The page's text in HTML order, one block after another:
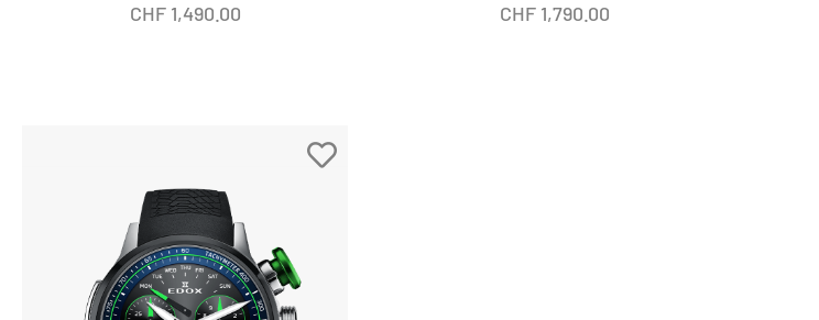
CHF1,490.00 CHF 1,790.00